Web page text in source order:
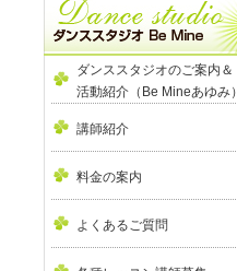
ダンススタジオのご案内＆
活動紹介（Be Mineあゆみ）
講師紹介
料金の案内
よくあるご質問